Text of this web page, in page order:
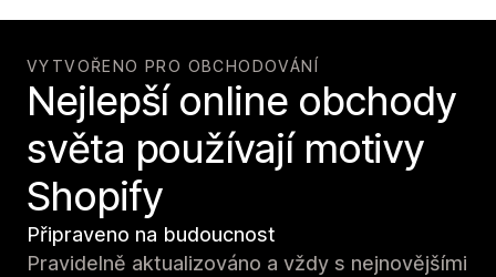
VYTVOŘENO PRO OBCHODOVÁNÍ
Nejlepší online obchody
světa používají motivy
Shopify
Připraveno na budoucnost
Pravidelně aktualizováno a vždy s nejnovějšími